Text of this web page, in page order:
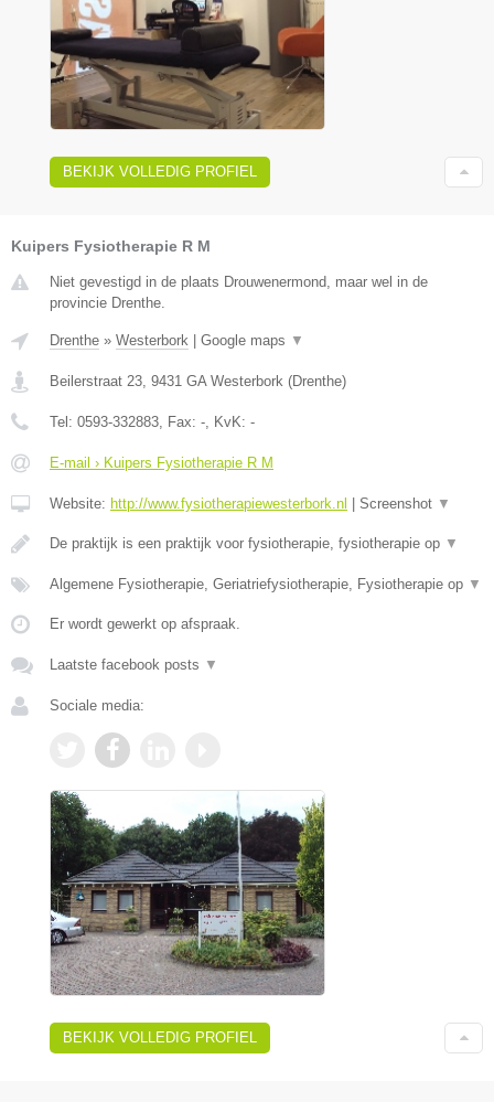
BEKIJK VOLLEDIG PROFIEL
Kuipers Fysiotherapie R M
Niet gevestigd in de plaats Drouwenermond, maar wel in de
provincie Drenthe.
Drenthe » Westerbork Google maps ▼
Beilerstraat 23 9431 GA Westerbork (Drenthe)
Tel: 0593-332883 , Fax: - , KvK: -
E-mail › Kuipers Fysiotherapie R M
Website: http://www.fysiotherapiewesterbork.nl Screenshot ▼
De praktijk is een praktijk voor fysiotherapie, fysiotherapie op ▼
Algemene Fysiotherapie, Geriatriefysiotherapie, Fysiotherapie op ▼
Er wordt gewerkt op afspraak.
Laatste facebook posts ▼
Sociale media:
BEKIJK VOLLEDIG PROFIEL